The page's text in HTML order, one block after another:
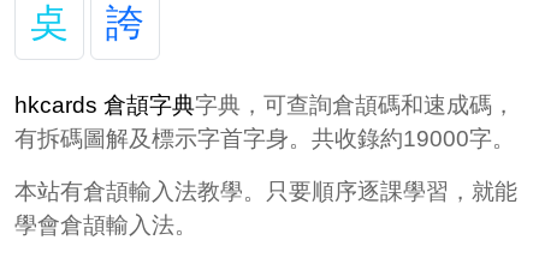
奌
誇
hkcards 倉頡字典字典，可查詢倉頡碼和速成碼，
有拆碼圖解及標示字首字身。共收錄約19000字。
本站有倉頡輸入法教學。只要順序逐課學習，就能
學會倉頡輸入法。